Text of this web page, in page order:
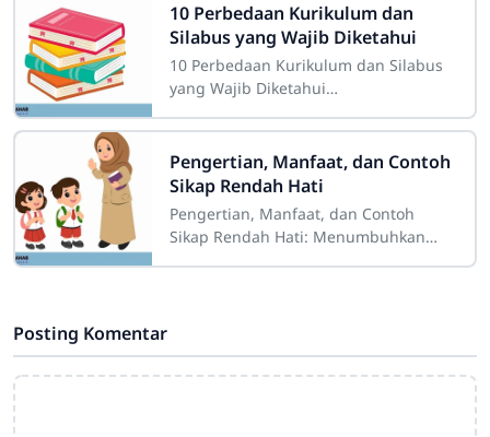
10 Perbedaan Kurikulum dan
Silabus yang Wajib Diketahui
10 Perbedaan Kurikulum dan Silabus
yang Wajib Diketahui
pendidikan Indonesia, ada dua istilah
yang sering digunakan dan
Pengertian, Manfaat, dan Contoh
Sikap Rendah Hati
Pengertian, Manfaat, dan Contoh
Sikap Rendah Hati: Menumbuhkan
Posting Komentar